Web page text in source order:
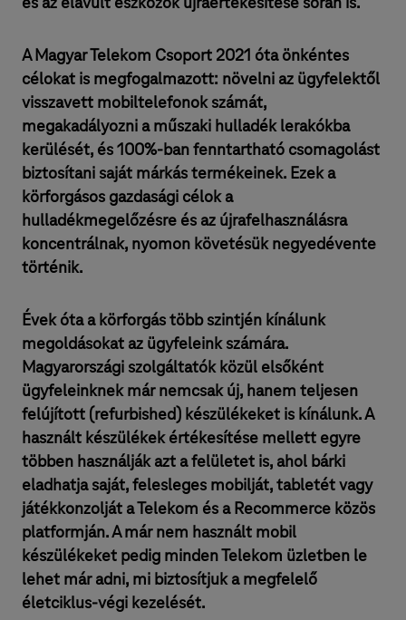
és az elavult eszközök újraértékesítése során is.
A Magyar Telekom Csoport 2021 óta önkéntes
célokat is megfogalmazott: növelni az ügyfelektől
visszavett mobiltelefonok számát,
megakadályozni a műszaki hulladék lerakókba
kerülését, és 100%-ban fenntartható csomagolást
biztosítani saját márkás termékeinek. Ezek a
körforgásos gazdasági célok a
hulladékmegelőzésre és az újrafelhasználásra
koncentrálnak, nyomon követésük negyedévente
történik.
Évek óta a körforgás több szintjén kínálunk
megoldásokat az ügyfeleink számára.
Magyarországi szolgáltatók közül elsőként
ügyfeleinknek már nemcsak új, hanem teljesen
felújított (refurbished) készülékeket is kínálunk. A
használt készülékek értékesítése mellett egyre
többen használják azt a felületet is, ahol bárki
eladhatja saját, felesleges mobilját, tabletét vagy
játékkonzolját a Telekom és a Recommerce közös
platformján. A már nem használt mobil
készülékeket pedig minden Telekom üzletben le
lehet már adni, mi biztosítjuk a megfelelő
életciklus-végi kezelését.